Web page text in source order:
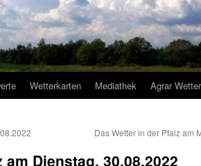
Wetterkarten Mediathek Agrar
Das Wetter in der Pfalz am
Dienstag, 30.08.2022